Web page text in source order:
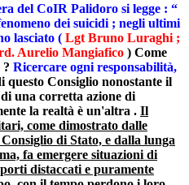
del CoIR Palidoro si legge : “
dei suicidi ; negli ultimi
lasciato ( Lgt Bruno Luraghi ;
Aurelio Mangiafico ) Come
Ricercare ogni responsabilità,
questo Consiglio nonostante il
una corretta azione di
la realtà è un'altra . Il
come dimostrato dalle
di Stato, e dalla lunga
fa emergere situazioni di
distaccati e puramente